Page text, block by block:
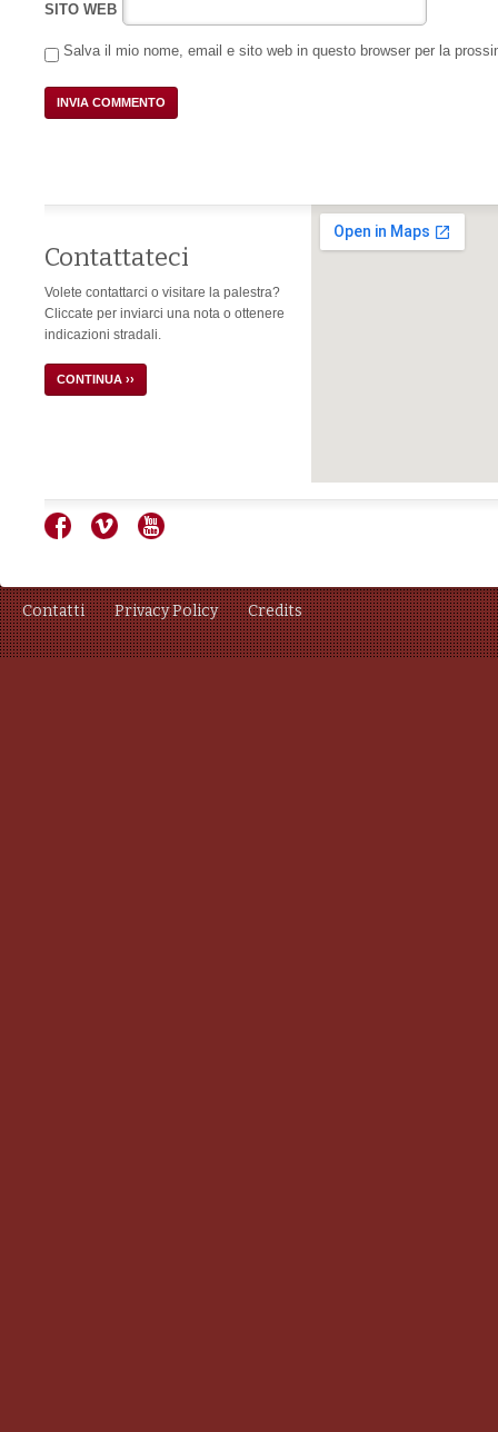
SITO WEB
Salva il mio nome, email e sito web in questo browser per la
Contattateci
Volete contattarci o visitare la palestra?
Cliccate per inviarci una nota o ottenere
indicazioni stradali.
CONTINUA ››
Contatti Privacy Policy Credits